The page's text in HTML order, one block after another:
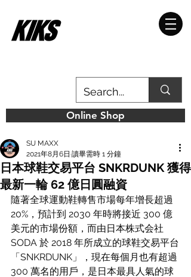
Online Shop
日本球鞋交易平台 SNKRDUNK 獲得
最新一輪 62 億日圓融資
SU MAXX
2021年8月6日 讀畢需時 1 分鐘
隨著全球運動鞋轉售市場每年增長超過
20%，預計到 2030 年時將接近 300 億
美元的市場份額，而由日本株式会社
SODA 於 2018 年所成立的球鞋交易平台
「SNKRDUNK」，現在每個月也有超過
300 萬名的用戶，是日本最具人氣的球